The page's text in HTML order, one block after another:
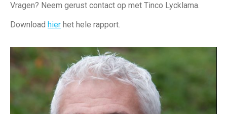
Vragen? Neem gerust contact op met Tinco Lycklama.
Download hier het hele rapport.